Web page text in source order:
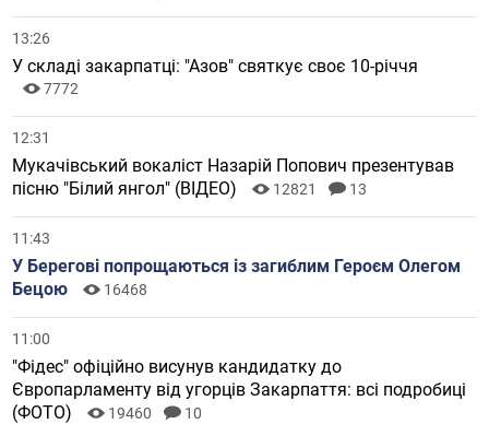
13:26
У складі закарпатці: "Азов" святкує своє 10-річчя
7772
12:31
Мукачівський вокаліст Назарій Попович презентував
пісню "Білий янгол" (ВІДЕО)
12821 13
11:43
У Берегові попрощаються із загиблим Героєм Олегом
Бецою
16468
11:00
"Фідес" офіційно висунув кандидатку до
Європарламенту від угорців Закарпаття: всі подробиці
(ФОТО)
19460 10